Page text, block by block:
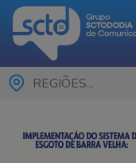
REGIÕES...